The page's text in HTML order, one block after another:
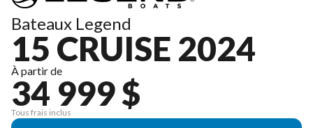
Bateaux Legend
15 CRUISE 2024
À partir de
34 999 $
Tous frais inclus